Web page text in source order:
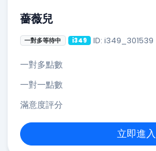
薔薇兒
一對多等待中 i349 ID: i349_301539
一對多點數
一對一點數
滿意度評分
立即進入